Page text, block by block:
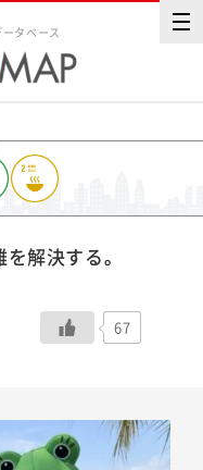
タベース
解決する。
67